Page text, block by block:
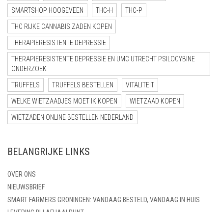
SMARTSHOP HOOGEVEEN THC-H THC-P
THC RIJKE CANNABIS ZADEN KOPEN
THERAPIERESISTENTE DEPRESSIE
THERAPIERESISTENTE DEPRESSIE EN UMC UTRECHT PSILOCYBINE
ONDERZOEK
TRUFFELS TRUFFELS BESTELLEN VITALITEIT
WELKE WIETZAADJES MOET IK KOPEN WIETZAAD KOPEN
WIETZADEN ONLINE BESTELLEN NEDERLAND
BELANGRIJKE LINKS
OVER ONS
NIEUWSBRIEF
SMART FARMERS GRONINGEN: VANDAAG BESTELD, VANDAAG IN HUIS